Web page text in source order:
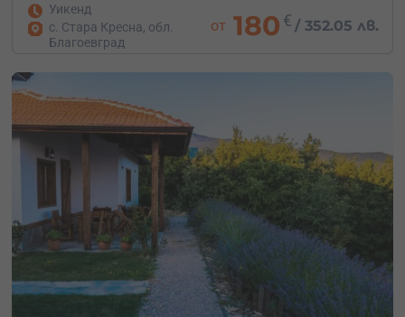
Уикенд
с. Стара Кресна, обл.
Благоевград
от 180 € /352.05 лв.